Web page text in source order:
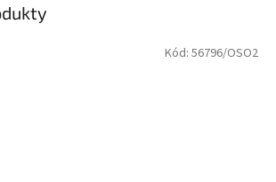
Kód: 56796/OSO2